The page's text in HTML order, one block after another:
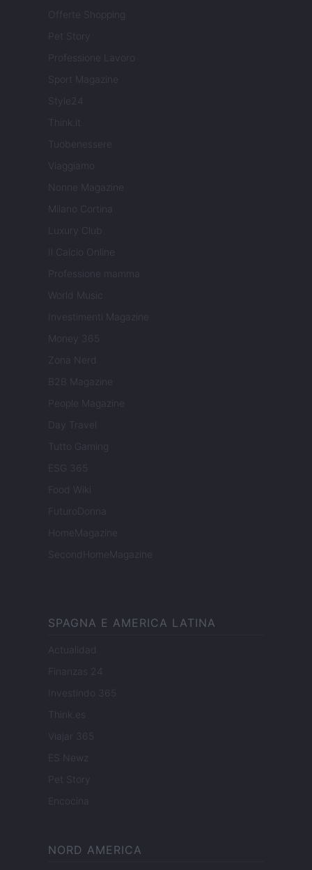
Offerte Shopping
Pet Story
Professione Lavoro
Sport Magazine
Style24
Think.it
Tuobenessere
Viaggiamo
Nonne Magazine
Milano Cortina
Luxury Club
Il Calcio Online
Professione mamma
World Music
Investimenti Magazine
Money 365
Zona Nerd
B2B Magazine
People Magazine
Day Travel
Tutto Gaming
ESG 365
Food Wiki
FuturoDonna
HomeMagazine
SecondHomeMagazine
SPAGNA E AMERICA LATINA
Actualidad
Finanzas 24
Investindo 365
Think.es
Viajar 365
ES Newz
Pet Story
Encocina
NORD AMERICA